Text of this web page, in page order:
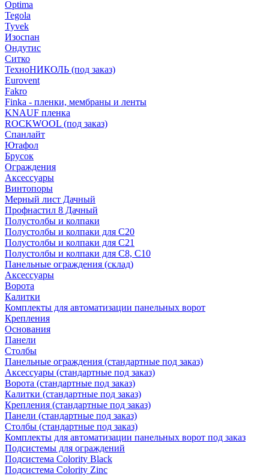
Optima
Tegola
Tyvek
Изоспан
Ондутис
Ситко
ТехноНИКОЛЬ (под заказ)
Eurovent
Fakro
Finka - пленки, мембраны и ленты
KNAUF пленка
ROCKWOOL (под заказ)
Спанлайт
Ютафол
Брусок
Ограждения
Аксессуары
Винтопоры
Мерный лист Дачный
Профнастил 8 Дачный
Полустолбы и колпаки
Полустолбы и колпаки для С20
Полустолбы и колпаки для С21
Полустолбы и колпаки для С8, С10
Панельные ограждения (склад)
Аксессуары
Ворота
Калитки
Комплекты для автоматизации панельных ворот
Крепления
Основания
Панели
Столбы
Панельные ограждения (стандартные под заказ)
Аксессуары (стандартные под заказ)
Ворота (стандартные под заказ)
Калитки (стандартные под заказ)
Крепления (стандартные под заказ)
Панели (стандартные под заказ)
Столбы (стандартные под заказ)
Комплекты для автоматизации панельных ворот под заказ
Подсистемы для ограждений
Подсистема Colority Black
Подсистема Colority Zinc